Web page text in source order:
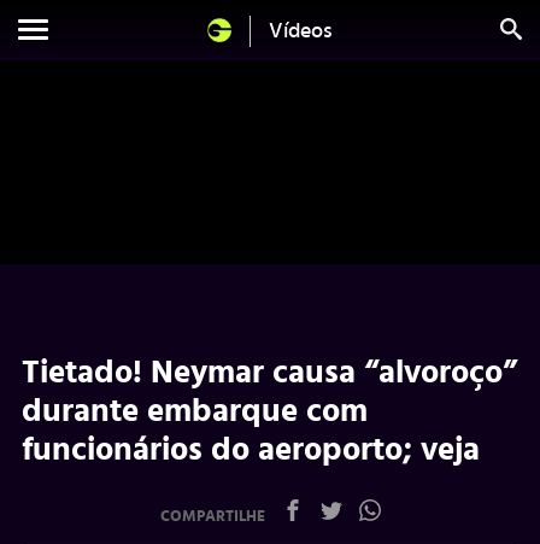
Vídeos
Tietado! Neymar causa “alvoroço”
durante embarque com
funcionários do aeroporto; veja
COMPARTILHE